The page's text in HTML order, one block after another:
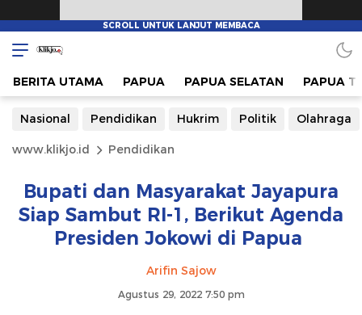
BERITA UTAMA PAPUA PAPUA SELATAN PAPUA
Nasional Pendidikan Hukrim Politik Olahraga
www.klikjo.id Pendidikan
Bupati dan Masyarakat Jayapura
Siap Sambut RI-1, Berikut Agenda
Presiden Jokowi di Papua
Arifin Sajow
Agustus 29, 2022 7:50 pm